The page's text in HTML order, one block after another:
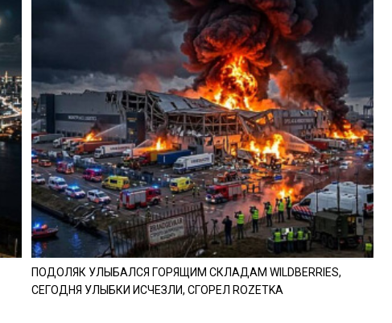
ПОДОЛЯК УЛЫБАЛСЯ ГОРЯЩИМ СКЛАДАМ WILDBERRIES,
СЕГОДНЯ УЛЫБКИ ИСЧЕЗЛИ, СГОРЕЛ ROZETKA